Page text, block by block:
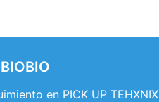
en PICK UP TEHXNIX